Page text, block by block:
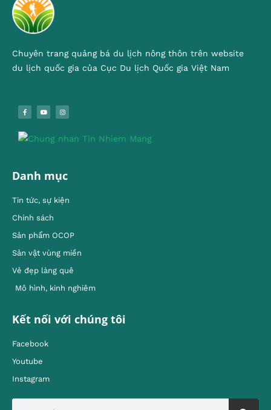
Chuyên trang quảng bá du lịch nông thôn trên website
du lịch quốc gia của Cục Du lịch Quốc gia Việt Nam
Danh mục
Tin tức, sự kiện
Chính sách
Sản phẩm OCOP
Sản vật vùng miền
Vẻ đẹp làng quê
Mô hình, kinh nghiêm
Kết nối với chúng tôi
Facebook
Youtube
Instagram